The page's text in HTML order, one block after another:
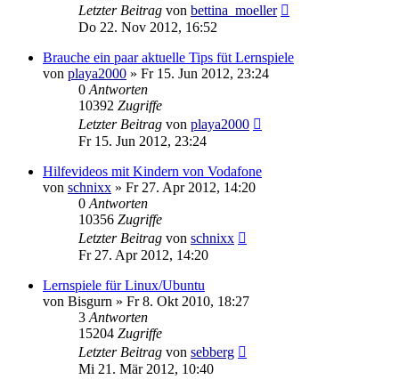
Letzter Beitrag von bettina_moeller
Do 22. Nov 2012, 16:52
Brauche ein paar aktuelle Tips füt Lernspiele
von playa2000 » Fr 15. Jun 2012, 23:24
0 Antworten
10392 Zugriffe
Letzter Beitrag von playa2000
Fr 15. Jun 2012, 23:24
Hilfevideos mit Kindern von Vodafone
von schnixx » Fr 27. Apr 2012, 14:20
0 Antworten
10356 Zugriffe
Letzter Beitrag von schnixx
Fr 27. Apr 2012, 14:20
Lernspiele für Linux/Ubuntu
von Bisgurn » Fr 8. Okt 2010, 18:27
3 Antworten
15204 Zugriffe
Letzter Beitrag von sebberg
Mi 21. Mär 2012, 10:40